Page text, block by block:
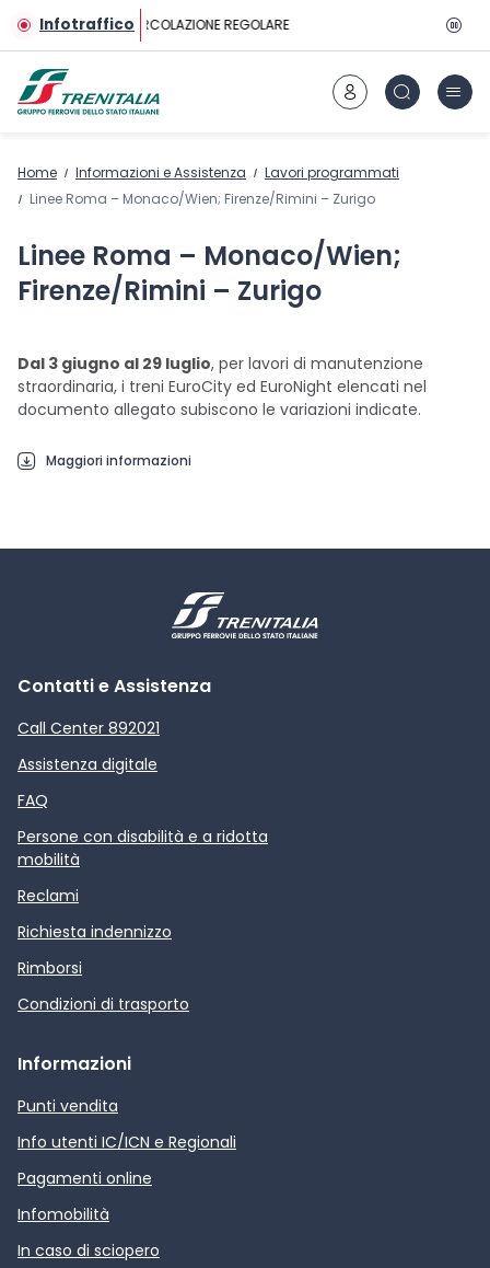
Vai al contenuto principale
InfotrafficoCIRCOLAZIONE REGOLARE
Home Informazioni e Assistenza
Lavori programmati
Linee Roma – Monaco/Wien; Firenze/Rimini – Zurigo
Linee Roma – Monaco/Wien;
Firenze/Rimini – Zurigo
Dal 3 giugno al 29 luglio, per lavori di manutenzione
straordinaria, i treni EuroCity ed EuroNight elencati nel
documento allegato subiscono le variazioni indicate.
Maggiori informazioni
Contatti e Assistenza
Call Center 892021
Assistenza digitale
FAQ
Persone con disabilità e a ridotta
mobilità
Reclami
Richiesta indennizzo
Rimborsi
Condizioni di trasporto
Informazioni
Punti vendita
Info utenti IC/ICN e Regionali
Pagamenti online
Infomobilità
In caso di sciopero